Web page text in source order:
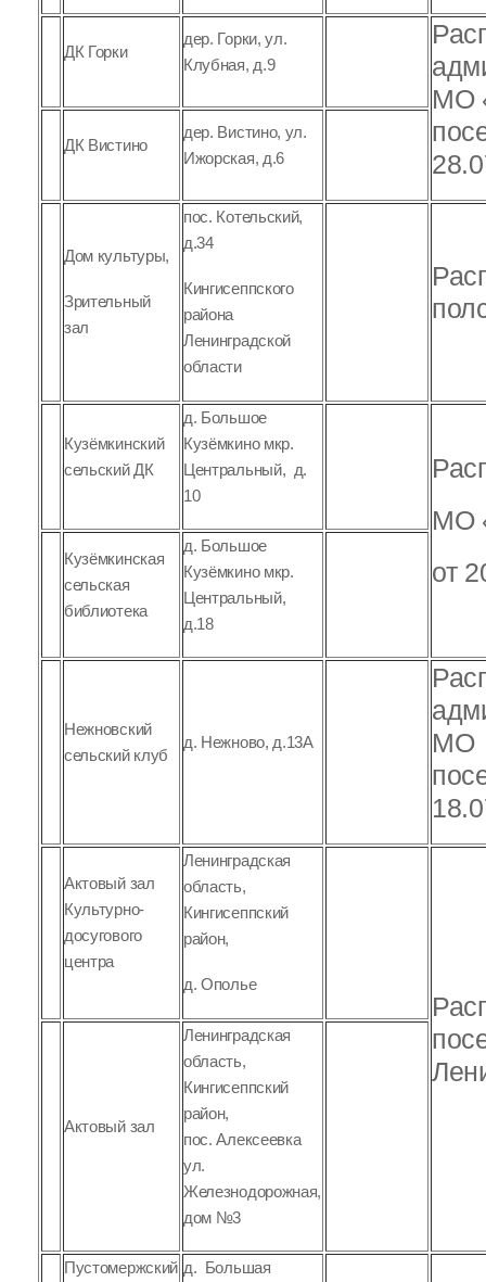
ДК Горки
дер. Горки, ул.
Клубная, д.9
МО
ДК Вистино
дер. Вистино, ул.
Ижорская, д.6
Дом культуры,
Зрительный
зал
пос. Котельский,
д.34
Кингисеппского
района
Ленинградской
области
Кузёмкинский
сельский ДК
д. Большое
Кузёмкино мкр.
Центральный, д.
10
МО
от
Кузёмкинская
сельская
библиотека
д. Большое
Кузёмкино мкр.
Центральный,
д.18
Нежновский
сельский клуб
д. Нежново, д.13А
МО
Актовый зал
Культурно-
досугового
центра
Ленинградская
область,
Кингисеппский
район,
д. Ополье
Актовый зал
Ленинградская
область,
Кингисеппский
район,
пос. Алексеевка
ул.
Железнодорожная,
дом №3
Пустомержский д. Большая